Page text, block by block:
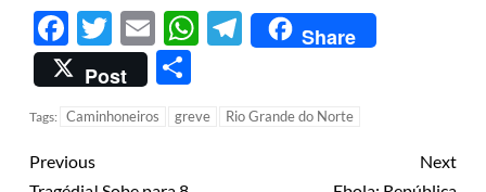
Facebook
Twitter
EmailWhatsApp
Telegram
Share
Post
Tags: Caminhoneiros greve Rio Grande do Norte
Previous
Next